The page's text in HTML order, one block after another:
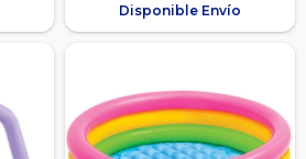
Disponible Envío